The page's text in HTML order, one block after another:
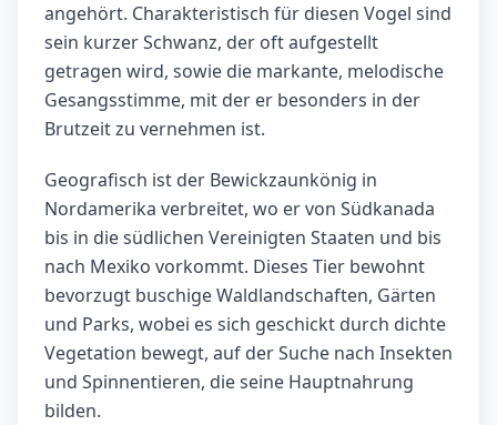
angehört. Charakteristisch für diesen Vogel sind
sein kurzer Schwanz, der oft aufgestellt
getragen wird, sowie die markante, melodische
Gesangsstimme, mit der er besonders in der
Brutzeit zu vernehmen ist.
Geografisch ist der Bewickzaunkönig in
Nordamerika verbreitet, wo er von Südkanada
bis in die südlichen Vereinigten Staaten und bis
nach Mexiko vorkommt. Dieses Tier bewohnt
bevorzugt buschige Waldlandschaften, Gärten
und Parks, wobei es sich geschickt durch dichte
Vegetation bewegt, auf der Suche nach Insekten
und Spinnentieren, die seine Hauptnahrung
bilden.